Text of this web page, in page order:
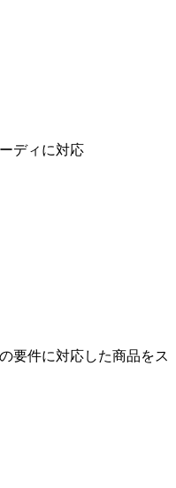
ディに対応
要件に対応した商品をス